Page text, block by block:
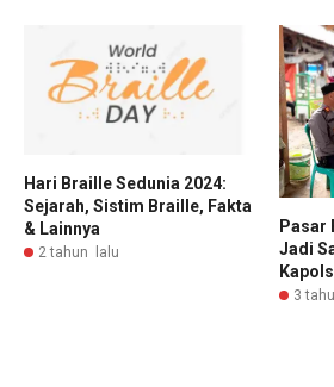
Hari Braille Sedunia 2024:
Sejarah, Sistim Braille, Fakta
& Lainnya
2 tahun lalu
Pasar
Jadi
3